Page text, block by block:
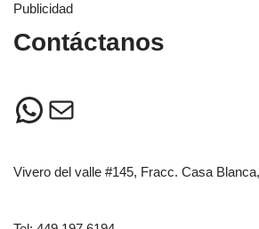
Publicidad
Contáctanos
Vivero del valle #145, Fracc. Casa